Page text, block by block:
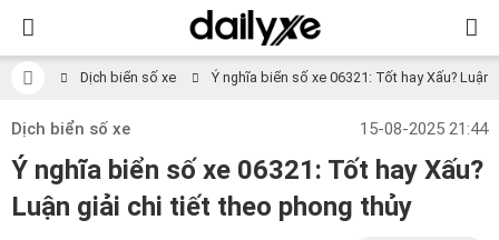
Dịch biển số xe Ý nghĩa biển số xe 06321: Tốt hay Xấu?
Dịch biển số xe 15-08-2025 21:44
Ý nghĩa biển số xe 06321: Tốt hay Xấu?
Luận giải chi tiết theo phong thủy